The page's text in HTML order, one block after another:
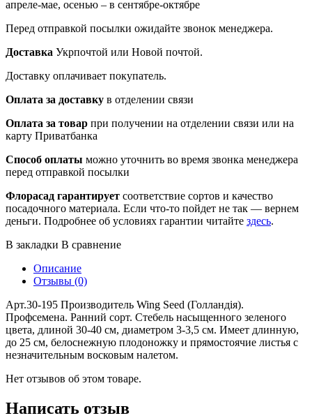
апреле-мае, осенью – в сентябре-октябре
Перед отправкой посылки ожидайте звонок менеджера.
Доставка Укрпочтой или Новой почтой.
Доставку оплачивает покупатель.
Оплата за доставку в отделении связи
Оплата за товар при получении на отделении связи или на
карту Приватбанка
Способ оплаты можно уточнить во время звонка менеджера
перед отправкой посылки
Флорасад гарантирует соответствие сортов и качество
посадочного материала. Если что-то пойдет не так — вернем
деньги. Подробнее об условиях гарантии читайте здесь.
В закладки В сравнение
Описание
Отзывы (0)
Арт.30-195 Производитель Wing Seed (Голландія).
Профсемена. Ранний сорт. Стебель насыщенного зеленого
цвета, длиной 30-40 см, диаметром 3-3,5 см. Имеет длинную,
до 25 см, белоснежную плодоножку и прямостоячие листья с
незначительным восковым налетом.
Нет отзывов об этом товаре.
Написать отзыв